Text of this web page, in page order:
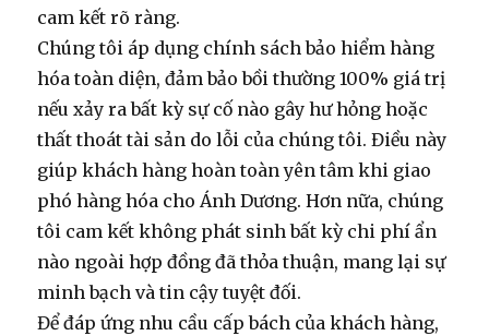
cam kết rõ ràng.
Chúng tôi áp dụng chính sách bảo hiểm hàng
hóa toàn diện, đảm bảo bồi thường 100% giá trị
nếu xảy ra bất kỳ sự cố nào gây hư hỏng hoặc
thất thoát tài sản do lỗi của chúng tôi. Điều này
giúp khách hàng hoàn toàn yên tâm khi giao
phó hàng hóa cho Ánh Dương. Hơn nữa, chúng
tôi cam kết không phát sinh bất kỳ chi phí ẩn
nào ngoài hợp đồng đã thỏa thuận, mang lại sự
minh bạch và tin cậy tuyệt đối.
Để đáp ứng nhu cầu cấp bách của khách hàng,